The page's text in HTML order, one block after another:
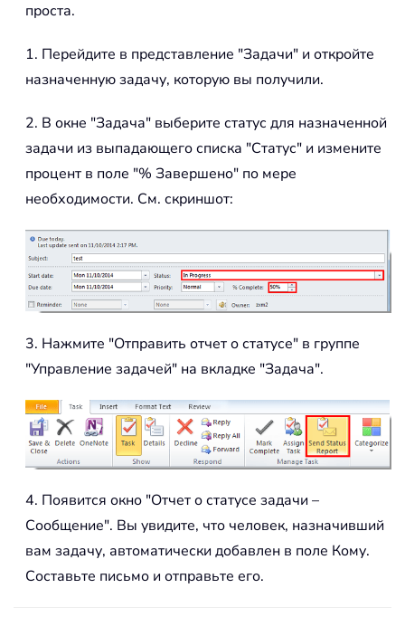
проста.
1. Перейдите в представление "Задачи" и откройте
назначенную задачу, которую вы получили.
2. В окне "Задача" выберите статус для назначенной
задачи из выпадающего списка "Статус" и измените
процент в поле "% Завершено" по мере
необходимости. См. скриншот:
3. Нажмите "Отправить отчет о статусе" в группе
"Управление задачей" на вкладке "Задача".
4. Появится окно "Отчет о статусе задачи –
Сообщение". Вы увидите, что человек, назначивший
вам задачу, автоматически добавлен в поле Кому.
Составьте письмо и отправьте его.